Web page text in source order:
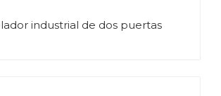
industrial de dos puertas